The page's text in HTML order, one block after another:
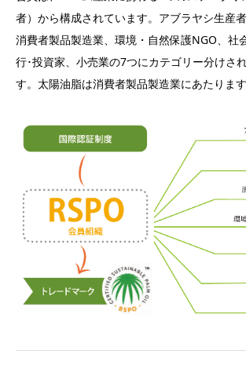
者）から構成されています。アブラヤシ生産者
消費者製品製造業、環境・自然保護NGO、社
行･投資家、小売業の7つにカテゴリー分けさ
す。太陽油脂は消費者製品製造業にあたります